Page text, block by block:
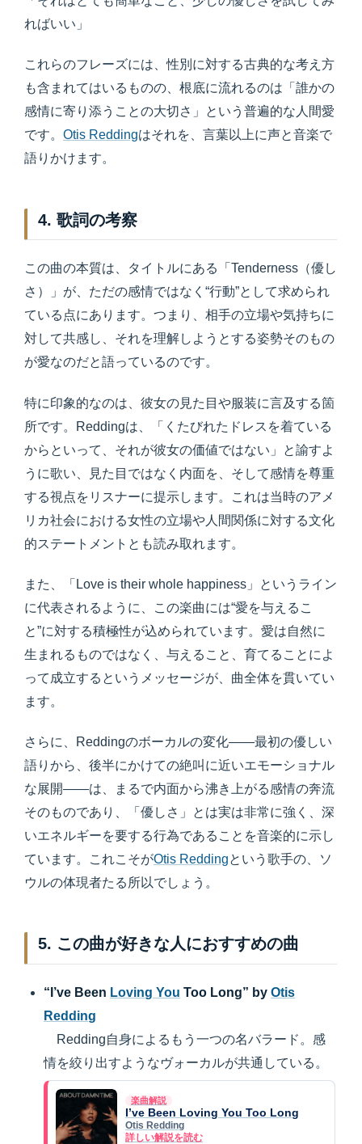
ればいい」
これらのフレーズには、性別に対する古典的な考え方
も含まれてはいるものの、根底に流れるのは「誰かの
感情に寄り添うことの大切さ」という普遍的な人間愛
です。 Otis Reddingはそれを、言葉以上に声と音楽で
語りかけます。
4. 歌詞の考察
この曲の本質は、タイトルにある「Tenderness（優し
さ）」が、ただの感情ではなく“行動”として求められ
ている点にあります。つまり、相手の立場や気持ちに
対して共感し、それを理解しようとする姿勢そのもの
が愛なのだと語っているのです。
特に印象的なのは、彼女の見た目や服装に言及する箇
所です。Reddingは、「くたびれたドレスを着ている
からといって、それが彼女の価値ではない」と諭すよ
うに歌い、見た目ではなく内面を、そして感情を尊重
する視点をリスナーに提示します。これは当時のアメ
リカ社会における女性の立場や人間関係に対する文化
的ステートメントとも読み取れます。
また、「Love is their whole happiness」というライン
に代表されるように、この楽曲には“愛を与えるこ
と”に対する積極性が込められています。愛は自然に
生まれるものではなく、与えること、育てることによ
って成立するというメッセージが、曲全体を貫いてい
ます。
さらに、Reddingのボーカルの変化――最初の優しい
語りから、後半にかけての絶叫に近いエモーショナル
な展開――は、まるで内面から沸き上がる感情の奔流
そのものであり、「優しさ」とは実は非常に強く、深
いエネルギーを要する行為であることを音楽的に示し
ています。これこそがOtis Reddingという歌手の、ソ
ウルの体現者たる所以でしょう。
5. この曲が好きな人におすすめの曲
“I’ve Been Loving You Too Long” byOtis
Redding
Redding自身によるもう一つの名バラード。感
情を絞り出すようなヴォーカルが共通している。
楽曲解説
I’ve Been Loving You Too Long
Otis Redding
詳しい解説を読む